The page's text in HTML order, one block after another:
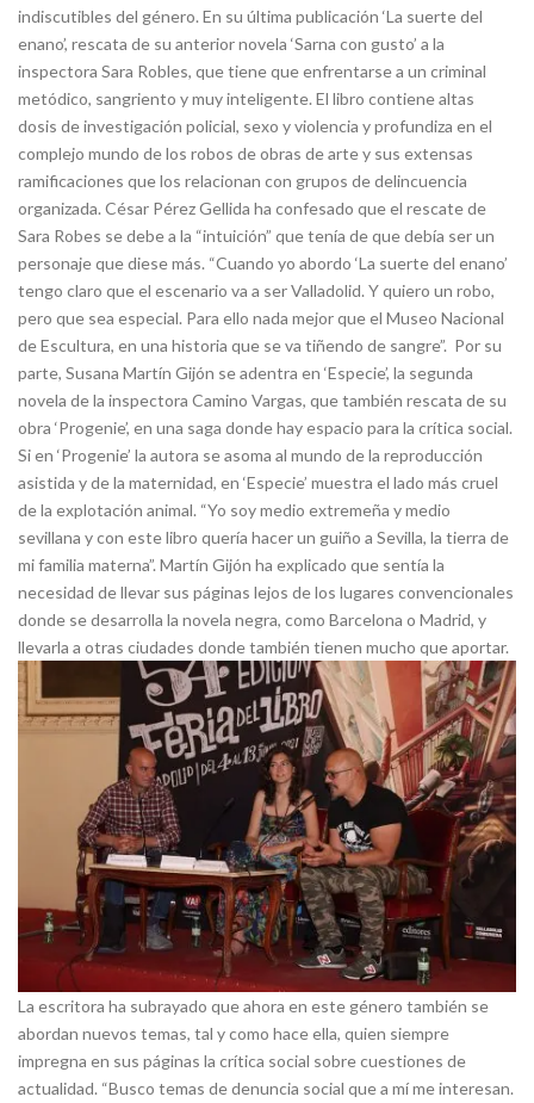
indiscutibles del género. En su última publicación ‘La suerte del
enano’, rescata de su anterior novela ‘Sarna con gusto’ a la
inspectora Sara Robles, que tiene que enfrentarse a un criminal
metódico, sangriento y muy inteligente. El libro contiene altas
dosis de investigación policial, sexo y violencia y profundiza en el
complejo mundo de los robos de obras de arte y sus extensas
ramificaciones que los relacionan con grupos de delincuencia
organizada. César Pérez Gellida ha confesado que el rescate de
Sara Robes se debe a la “intuición” que tenía de que debía ser un
personaje que diese más. “Cuando yo abordo ‘La suerte del enano’
tengo claro que el escenario va a ser Valladolid. Y quiero un robo,
pero que sea especial. Para ello nada mejor que el Museo Nacional
de Escultura, en una historia que se va tiñendo de sangre”. Por su
parte, Susana Martín Gijón se adentra en ‘Especie’, la segunda
novela de la inspectora Camino Vargas, que también rescata de su
obra ‘Progenie’, en una saga donde hay espacio para la crítica social.
Si en ‘Progenie’ la autora se asoma al mundo de la reproducción
asistida y de la maternidad, en ‘Especie’ muestra el lado más cruel
de la explotación animal. “Yo soy medio extremeña y medio
sevillana y con este libro quería hacer un guiño a Sevilla, la tierra de
mi familia materna”. Martín Gijón ha explicado que sentía la
necesidad de llevar sus páginas lejos de los lugares convencionales
donde se desarrolla la novela negra, como Barcelona o Madrid, y
llevarla a otras ciudades donde también tienen mucho que aportar.
La escritora ha subrayado que ahora en este género también se
abordan nuevos temas, tal y como hace ella, quien siempre
impregna en sus páginas la crítica social sobre cuestiones de
actualidad. “Busco temas de denuncia social que a mí me interesan.